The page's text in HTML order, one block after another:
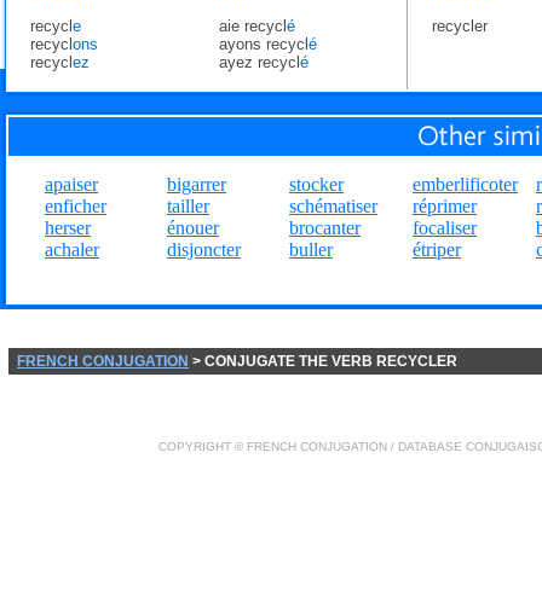
recycl e
recycl ons
recycl ez
aie recycl é
ayons recycl é
ayez recycl é
recycler
apaiser
enficher
herser
achaler
bigarrer
tailler
énouer
disjoncter
stocker
schématiser
brocanter
buller
emberlificoter
réprimer
focaliser
étriper
FRENCH CONJUGATION > CONJUGATE THE VERB RECYCLER
COPYRIGHT © FRENCH CONJUGATION / DATABASE